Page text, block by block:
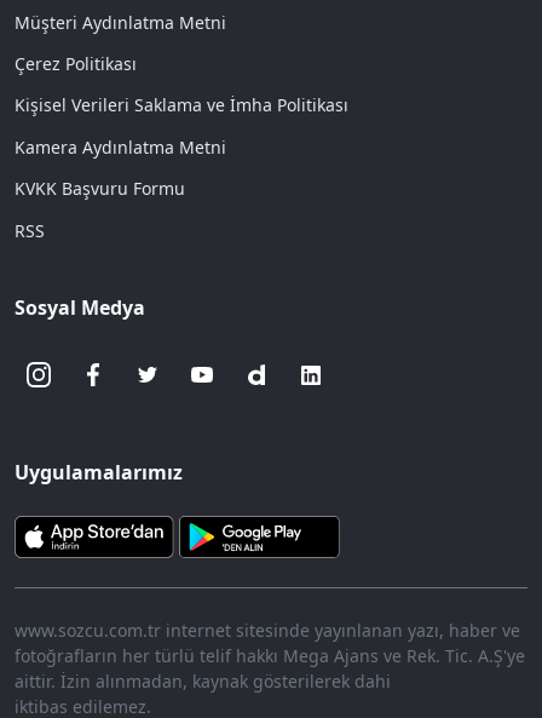
Müşteri Aydınlatma Metni
Çerez Politikası
Kişisel Verileri Saklama ve İmha Politikası
Kamera Aydınlatma Metni
KVKK Başvuru Formu
RSS
Sosyal Medya
Uygulamalarımız
www.sozcu.com.tr internet sitesinde yayınlanan yazı, haber ve
fotoğrafların her türlü telif hakkı Mega Ajans ve Rek. Tic. A.Ş'ye
aittir. İzin alınmadan, kaynak gösterilerek dahi
iktibas edilemez.